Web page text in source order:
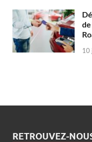
10
RETROUVEZ-